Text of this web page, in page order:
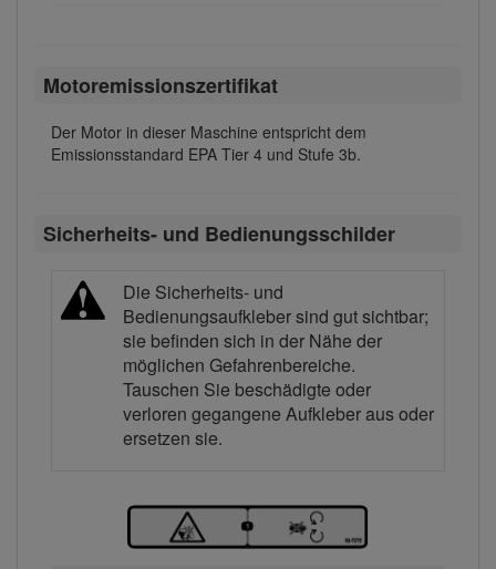
Motoremissionszertifikat
Der Motor in dieser Maschine entspricht dem
Emissionsstandard EPA Tier 4 und Stufe 3b.
Sicherheits- und Bedienungsschilder
Die Sicherheits- und
Bedienungsaufkleber sind gut sichtbar;
sie befinden sich in der Nähe der
möglichen Gefahrenbereiche.
Tauschen Sie beschädigte oder
verloren gegangene Aufkleber aus oder
ersetzen sie.